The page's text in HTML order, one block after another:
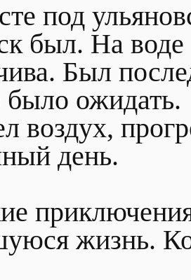
под
был. На воде
Был
ожидать.
воздух,
день.
жизнь.